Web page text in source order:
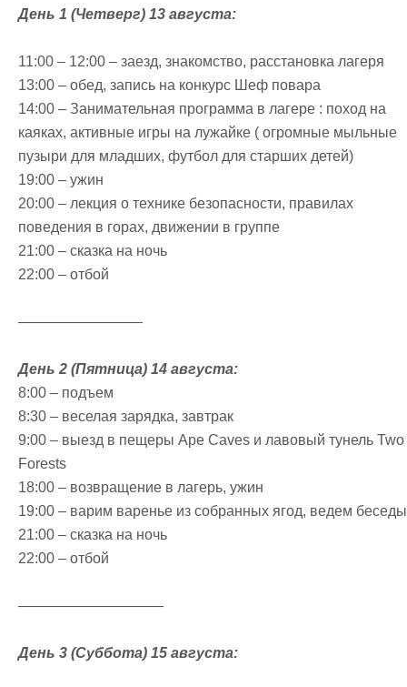
День 1 (Четверг) 13 августа:
11:00 – 12:00 – заезд, знакомство, расстановка лагеря
13:00 – обед, запись на конкурс Шеф повара
14:00 – Занимательная программа в лагере : поход на
каяках, активные игры на лужайке ( огромные мыльные
пузыри для младших, футбол для старших детей)
19:00 – ужин
20:00 – лекция о технике безопасности, правилах
поведения в горах, движении в группе
21:00 – сказка на ночь
22:00 – отбой
————————–
День 2 (Пятница) 14 августа:
8:00 – подъем
8:30 – веселая зарядка, завтрак
9:00 – выезд в пещеры Ape Caves и лавовый тунель Two
Forests
18:00 – возвращение в лагерь, ужин
19:00 – варим варенье из собранных ягод, ведем беседы
21:00 – сказка на ночь
22:00 – отбой
——————————
День 3 (Суббота) 15 августа: